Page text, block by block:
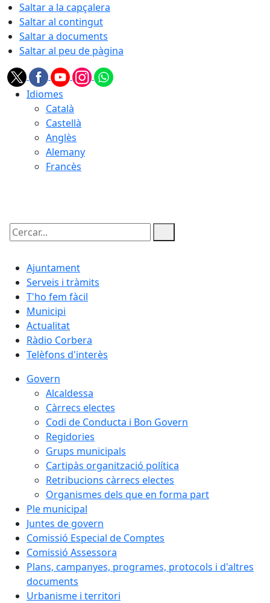
Saltar a la capçalera
Saltar al contingut
Saltar a documents
Saltar al peu de pàgina
Idiomes
Català
Castellà
Anglès
Alemany
Francès
Cercar:
Ajuntament
Serveis i tràmits
T'ho fem fàcil
Municipi
Actualitat
Ràdio Corbera
Telèfons d'interès
Govern
Alcaldessa
Càrrecs electes
Codi de Conducta i Bon Govern
Regidories
Grups municipals
Cartipàs organització política
Retribucions càrrecs electes
Organismes dels que en forma part
Ple municipal
Juntes de govern
Comissió Especial de Comptes
Comissió Assessora
Plans, campanyes, programes, protocols i d'altres
documents
Urbanisme i territori